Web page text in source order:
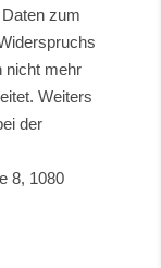
zum
nicht mehr
Weiters
der
8, 1080